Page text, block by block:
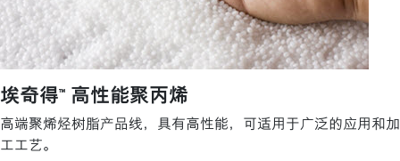
埃奇得™ 高性能聚丙烯
高端聚烯烃树脂产品线，具有高性能，可适用于广泛的应用和加
工工艺。